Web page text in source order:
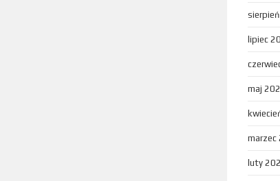
lipiec
maj
marzec
luty